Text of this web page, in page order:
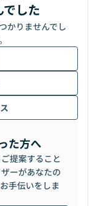
した
かりませんでし
た方へ
提案すること
ーがあなたの
手伝いをしま